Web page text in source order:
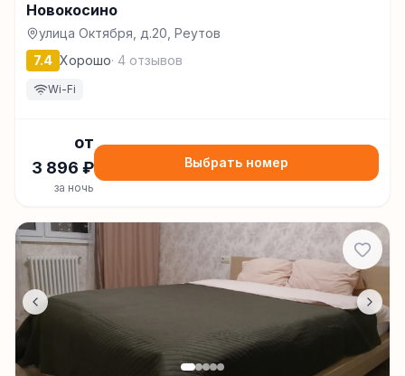
Новокосино
улица Октября, д.20, Реутов
7.4 Хорошо· 4 отзывов
Wi-Fi
от
3 896 ₽
за ночь
Выбрать номер